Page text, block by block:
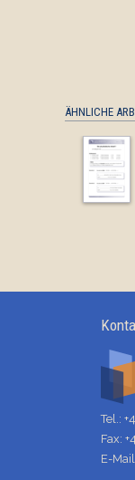
ÄHNLICHE
Tel.:
Fax:
E-